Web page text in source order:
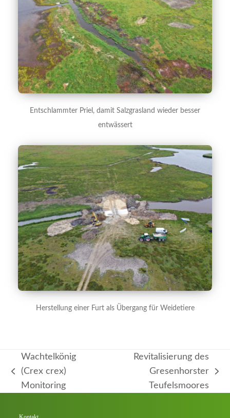
Entschlammter Priel, damit Salzgrasland wieder besser
entwässert
Herstellung einer Furt als Übergang für Weidetiere
vorheriger
Beitrag:
Wachtelkönig
(Crex crex)
Monitoring
Beitrag:
Revitalisierung des
Gresenhorster
Teufelsmoores